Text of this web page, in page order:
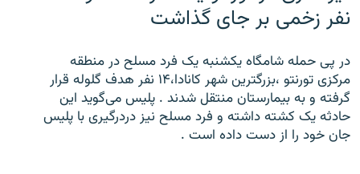
نفر زخمی بر جای گذاشت
در پی حمله شامگاه یکشنبه یک فرد مسلح در منطقه
مرکزی تورنتو ،‌بزرگترین شهر کانادا،۱۴ نفر هدف گلوله قرار
گرفته و به بیمارستان منتقل شدند . پلیس می‌گوید این
حادثه یک کشته داشته و فرد مسلح نیز دردرگیری با پلیس
جان خود را از دست داده است .